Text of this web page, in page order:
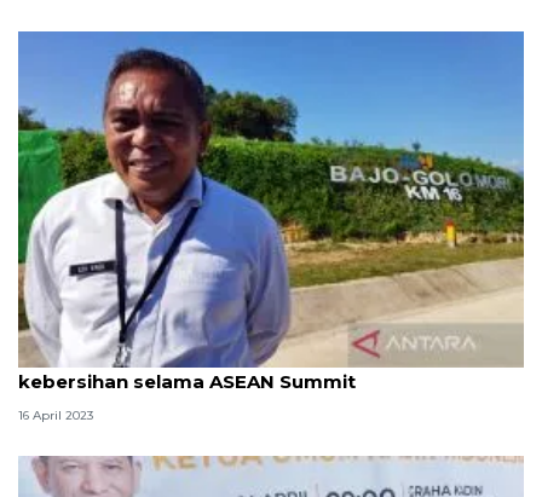
Bupati Manggarai Barat ajak warga jaga
kebersihan selama ASEAN Summit
16 April 2023